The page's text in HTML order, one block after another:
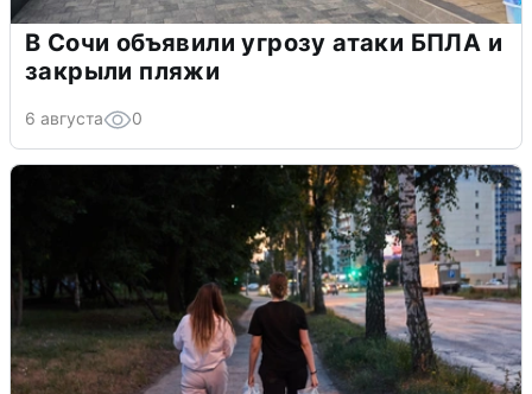
В Сочи объявили угрозу атаки БПЛА и
закрыли пляжи
6 августа 0